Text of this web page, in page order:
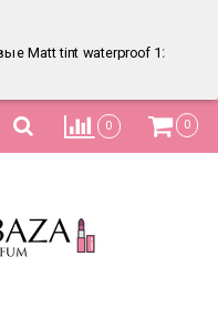
Matt tint waterproof 12H 3г –
0 0